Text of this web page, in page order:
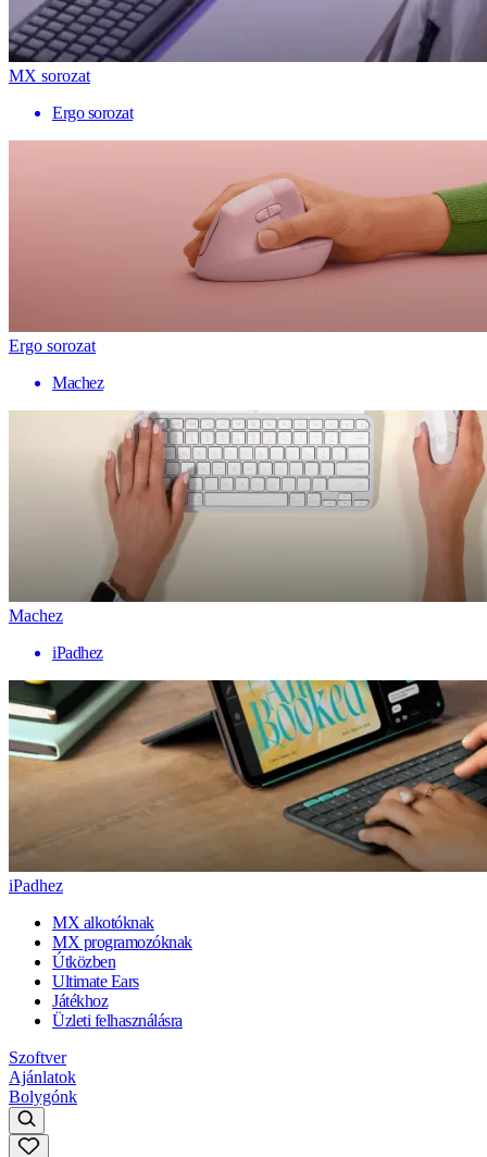
MX sorozat
Ergo sorozat
Ergo sorozat
Machez
Machez
iPadhez
iPadhez
MX alkotóknak
MX programozóknak
Útközben
Ultimate Ears
Játékhoz
Üzleti felhasználásra
Szoftver
Ajánlatok
Bolygónk